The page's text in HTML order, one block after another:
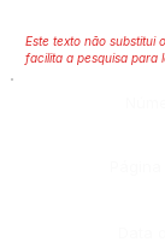
Este texto não substitui
facilita a pesquisa para